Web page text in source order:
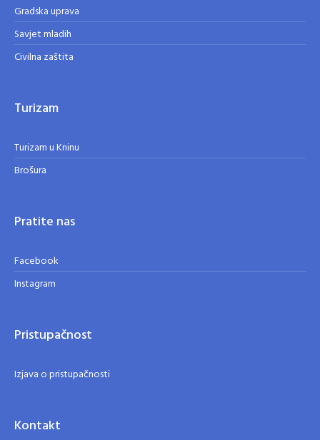
Gradska uprava
Savjet mladih
Civilna zaštita
Turizam
Turizam u Kninu
Brošura
Pratite nas
Facebook
Instagram
Pristupačnost
Izjava o pristupačnosti
Kontakt